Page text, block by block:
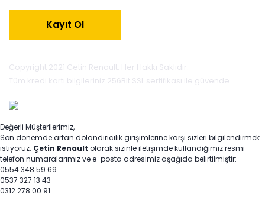
Kayıt Ol
Copyright 2021 Cetin Renault. Her Hakkı Saklıdır.
Tüm kredi kartı bilgileriniz 256Bit SSL sertifikası ile güvende.
Değerli Müşterilerimiz,
Son dönemde artan dolandırıcılık girişimlerine karşı sizleri bilgilendirmek
istiyoruz. Çetin Renault olarak sizinle iletişimde kullandığımız resmi
telefon numaralarımız ve e-posta adresimiz aşağıda belirtilmiştir:
0554 348 59 69
0537 327 13 43
0312 278 00 91